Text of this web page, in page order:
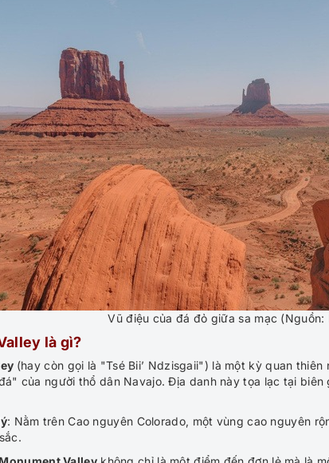
Vũ điệu của đá đỏ giữa sa mạc (Nguồn:
là gì?
(hay còn gọi là "Tsé Biiʼ Ndzisgaii") là một kỳ quan
của người thổ dân Navajo. Địa danh này tọa lạc tại biên
: Nằm trên Cao nguyên Colorado, một vùng cao nguyên